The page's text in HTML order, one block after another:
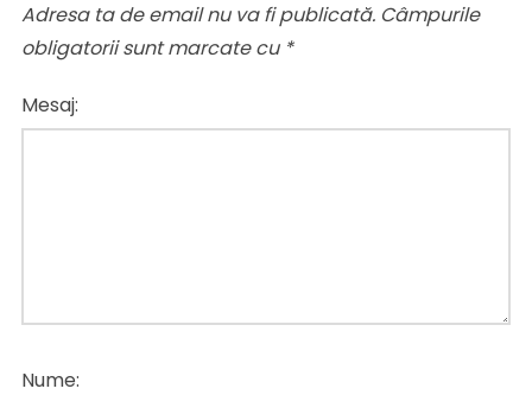
Adresa ta de email nu va fi publicată. Câmpurile
obligatorii sunt marcate cu *
Mesaj:
Nume: